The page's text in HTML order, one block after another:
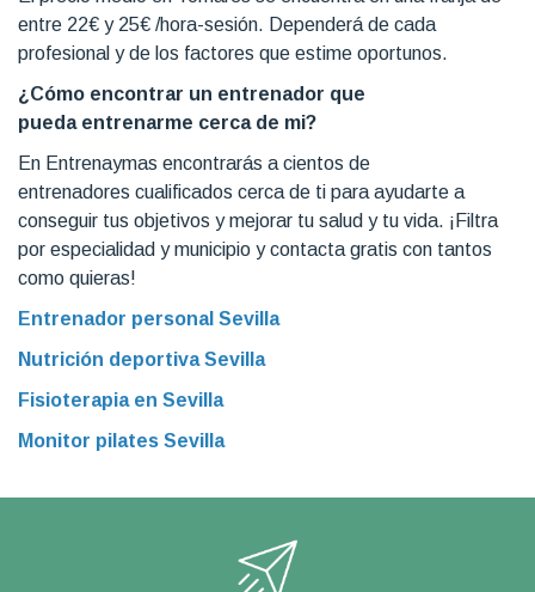
entre 22€ y 25€ /hora-sesión. Dependerá de cada
profesional y de los factores que estime oportunos.
¿Cómo encontrar un entrenador que
pueda entrenarme cerca de mi?
En Entrenaymas encontrarás a cientos de
entrenadores cualificados cerca de ti para ayudarte a
conseguir tus objetivos y mejorar tu salud y tu vida. ¡Filtra
por especialidad y municipio y contacta gratis con tantos
como quieras!
Entrenador personal Sevilla
Nutrición deportiva Sevilla
Fisioterapia en Sevilla
Monitor pilates Sevilla